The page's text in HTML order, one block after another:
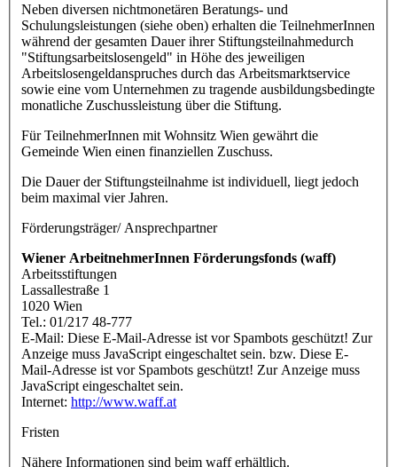
Neben diversen nichtmonetären Beratungs- und
Schulungsleistungen (siehe oben) erhalten die TeilnehmerInnen
während der gesamten Dauer ihrer Stiftungsteilnahmedurch
"Stiftungsarbeitslosengeld" in Höhe des jeweiligen
Arbeitslosengeldanspruches durch das Arbeitsmarktservice
sowie eine vom Unternehmen zu tragende ausbildungsbedingte
monatliche Zuschussleistung über die Stiftung.
Für TeilnehmerInnen mit Wohnsitz Wien gewährt die
Gemeinde Wien einen finanziellen Zuschuss.
Die Dauer der Stiftungsteilnahme ist individuell, liegt jedoch
beim maximal vier Jahren.
Förderungsträger/ Ansprechpartner
Wiener ArbeitnehmerInnen Förderungsfonds (waff)
Arbeitsstiftungen
Lassallestraße 1
1020 Wien
Tel.: 01/217 48-777
E-Mail: Diese E-Mail-Adresse ist vor Spambots geschützt! Zur
Anzeige muss JavaScript eingeschaltet sein. bzw. Diese E-
Mail-Adresse ist vor Spambots geschützt! Zur Anzeige muss
JavaScript eingeschaltet sein.
Internet: http://www.waff.at
Fristen
Nähere Informationen sind beim waff erhältlich.